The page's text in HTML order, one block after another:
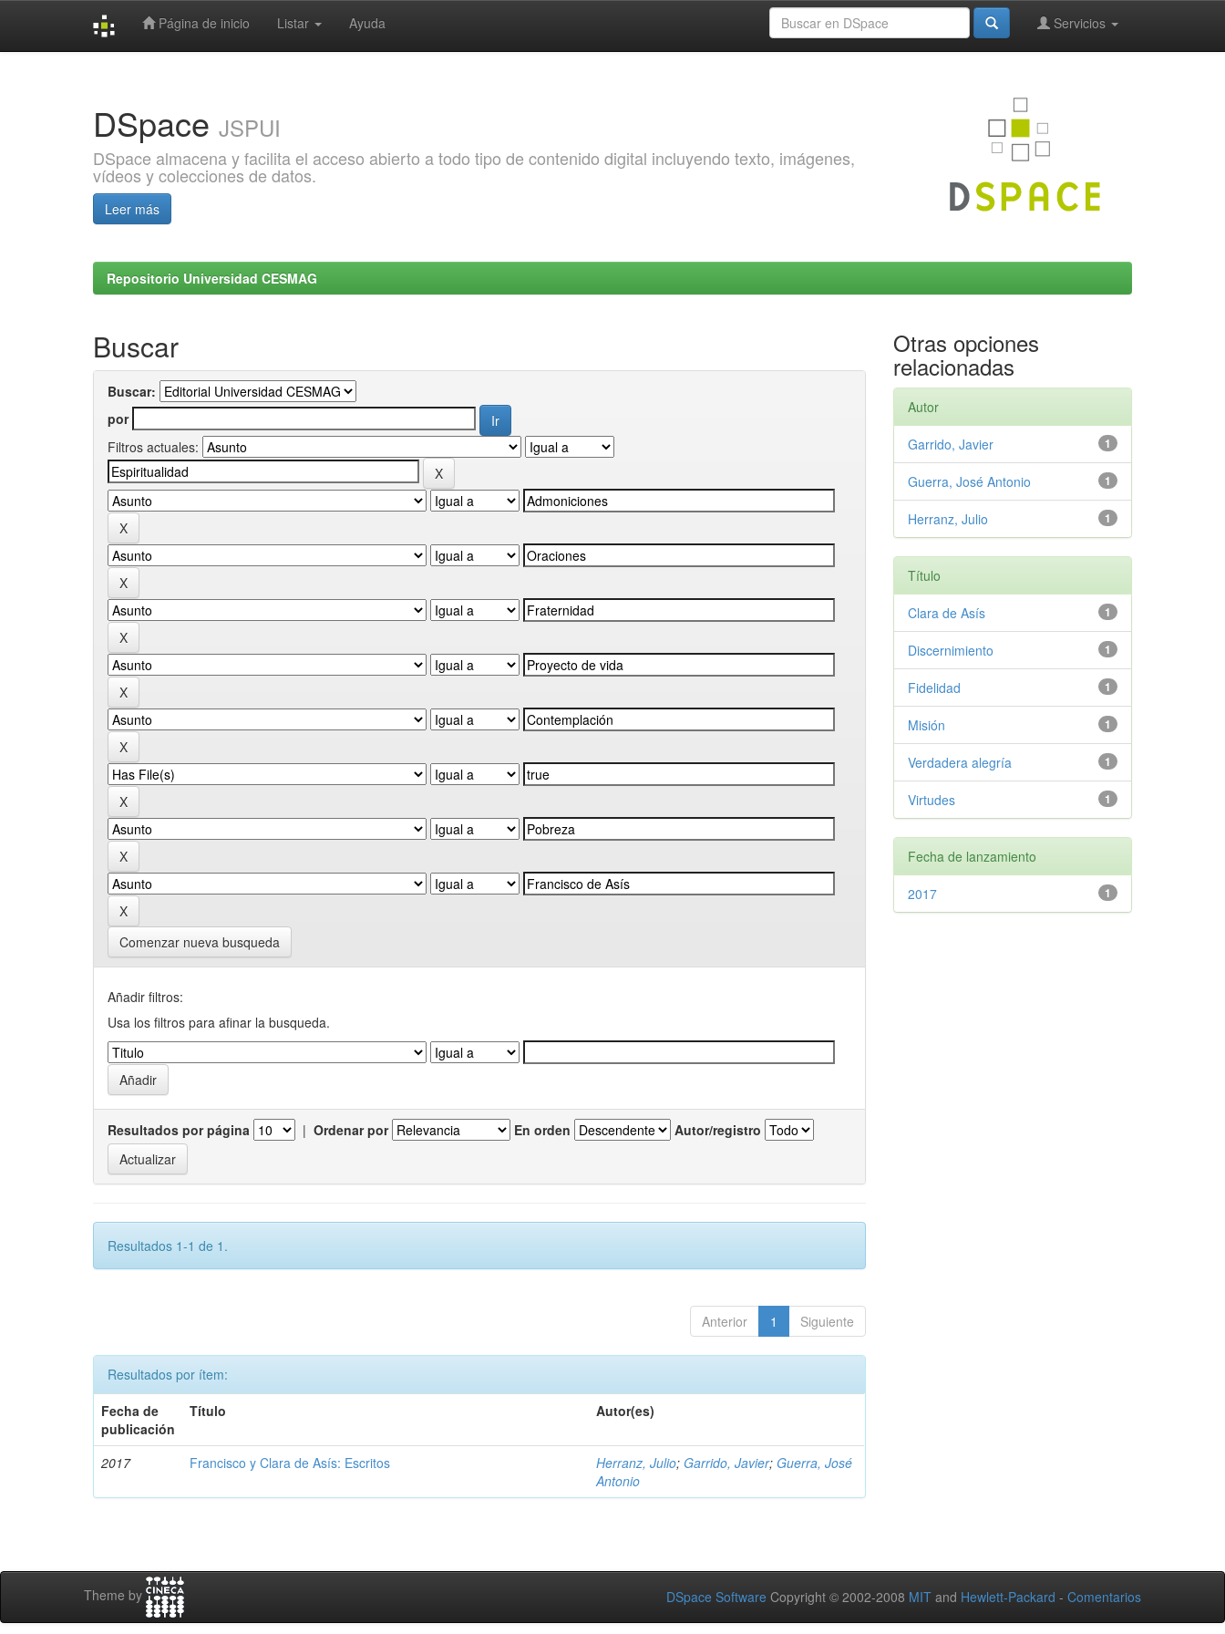
Página de inicio Listar Ayuda Servicios
DSpace JSPUI
DSpace almacena y facilita el acceso abierto a todo tipo de contenido digital incluyendo texto, imágenes,
vídeos y colecciones de datos.
Leer más
Repositorio Universidad CESMAG
Buscar
Buscar:
por
Filtros actuales:
Comenzar nueva busqueda
Añadir filtros:
Usa los filtros para afinar la busqueda.
Resultados por página | Ordenar por En orden Autor/registro
Resultados 1-1 de 1.
Anterior 1 Siguiente
Resultados por ítem:
Fecha de
publicación
Título Autor(es)
2017 Francisco y Clara de Asís: Escritos Herranz, Julio; Garrido, Javier; Guerra, José
Antonio
Otras opciones
relacionadas
Autor
1
Garrido, Javier
1
Guerra, José Antonio
1
Herranz, Julio
Título
1
Clara de Asís
1
Discernimiento
1
Fidelidad
1
Misión
1
Verdadera alegría
1
Virtudes
Fecha de lanzamiento
1
2017
Theme by DSpace Software Copyright © 2002-2008 MIT and Hewlett-Packard - Comentarios